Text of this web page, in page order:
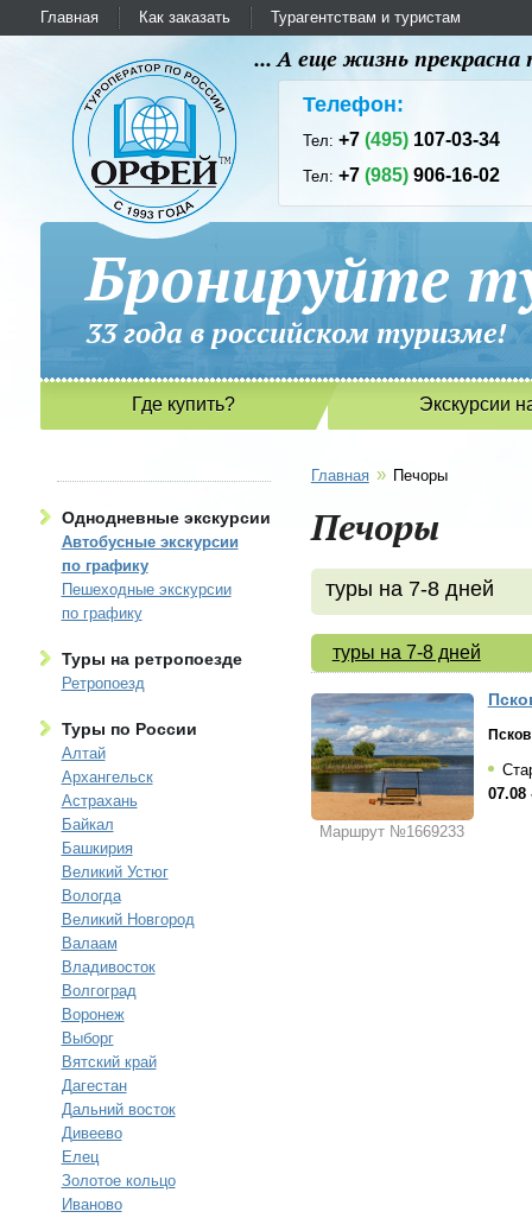
Главная Как заказать Турагентствам и туристам
... А еще жизнь
Телефон:
Тел:+7(495) 107-03-34
Тел:+7(985) 906-16-02
Бронируйте
33 года в российском
Где купить? Экскурсии
Однодневные экскурсии
Автобусные экскурсии
по графику
Пешеходные экскурсии
по графику
Туры на ретропоезде
Ретропоезд
Туры по России
Алтай
Архангельск
Астрахань
Байкал
Башкирия
Великий Устюг
Вологда
Великий Новгород
Валаам
Владивосток
Волгоград
Воронеж
Выборг
Вятский край
Дагестан
Дальний восток
Дивеево
Елец
Золотое кольцо
Иваново
Главная » Печоры
Печоры
туры на 7-8 дней
туры на 7-8 дней
Маршрут №1669233
Псков
07.08